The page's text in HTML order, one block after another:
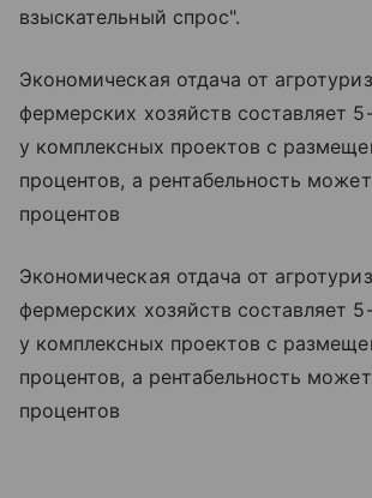
взыскательный спрос".
Экономическая отдача от
фермерских хозяйств составляет
у комплексных проектов с
процентов, а рентабельность
процентов
Экономическая отдача от
фермерских хозяйств составляет
у комплексных проектов с
процентов, а рентабельность
процентов